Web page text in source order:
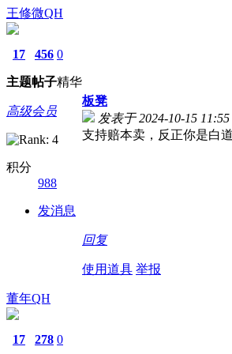
王修微QH
17
主题
456
帖子
0
精华
高级会员
积分
988
发消息
板凳
发表于 2024-10-15 11:55
支持赔本卖，反正你是白
回复
使用道具 举报
董年QH
17 278 0